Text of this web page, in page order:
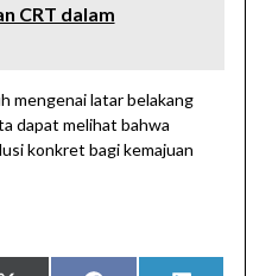
CRT dalam
mengenai latar belakang
dapat melihat bahwa
konkret bagi kemajuan